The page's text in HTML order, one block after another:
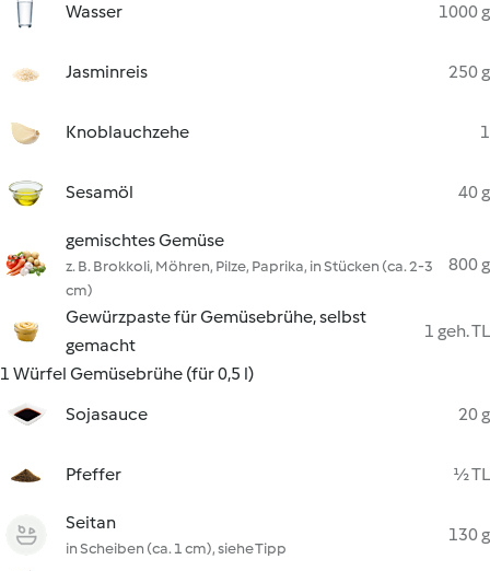
Wasser 1000 g
Jasminreis 250 g
Knoblauchzehe 1
Sesamöl 40 g
gemischtes Gemüse
z. B. Brokkoli, Möhren, Pilze, Paprika, in Stücken (ca. 2-3
cm)
800 g
Gewürzpaste für Gemüsebrühe, selbst
gemacht
1 geh. TL
1 Würfel Gemüsebrühe (für 0,5 l)
Sojasauce
20 g
Pfeffer ½ TL
Seitan
in Scheiben (ca. 1 cm), siehe Tipp
130 g